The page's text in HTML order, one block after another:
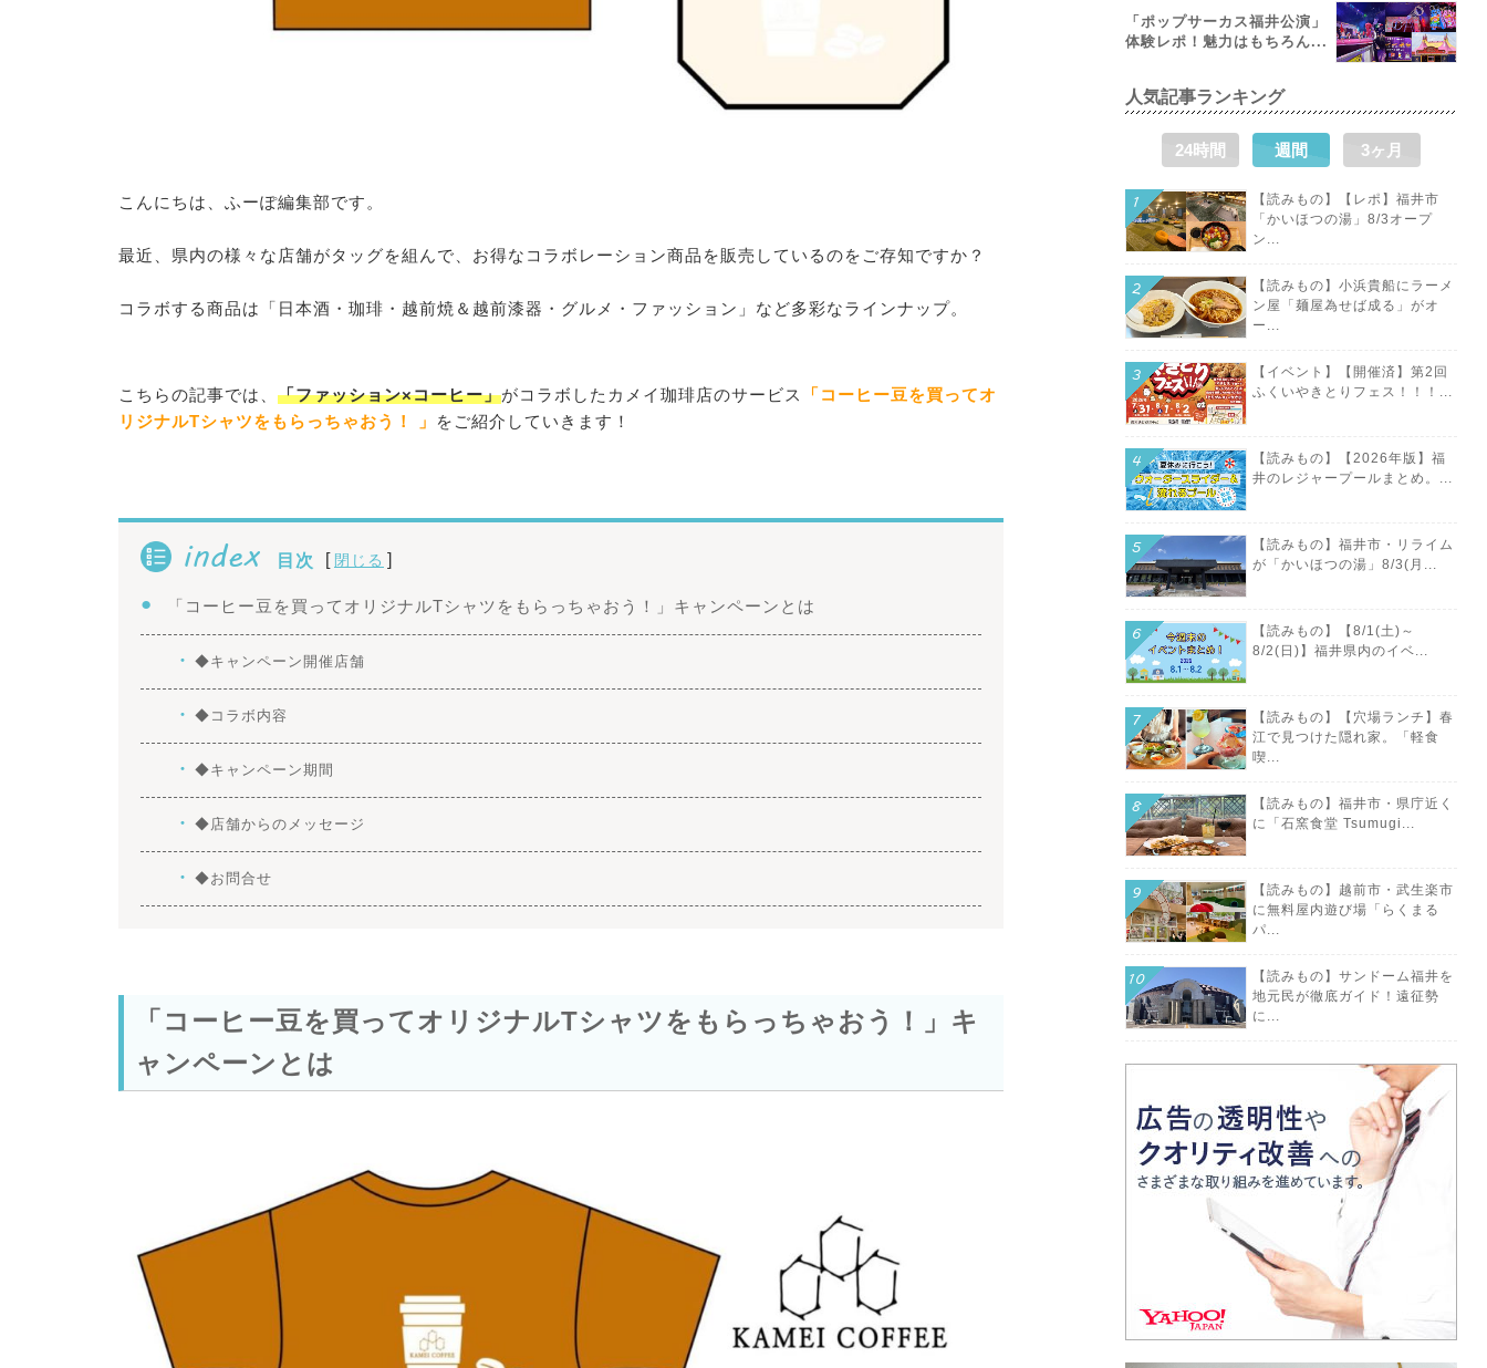
こんにちは、ふーぽ編集部です。
最近、県内の様々な店舗がタッグを組んで、お得なコラボレーション商品を販売しているのをご存知ですか？
コラボする商品は「日本酒・珈琲・越前焼＆越前漆器・グルメ・ファッション」など多彩なラインナップ。
こちらの記事では、 「ファッション×コーヒー」がコラボしたカメイ珈琲店のサービス
「コーヒー豆を買ってオ
リジナルTシャツをもらっちゃおう！ 」
をご紹介していきます！
index 目次 [ 閉じる ]
「コーヒー豆を買ってオリジナルTシャツをもらっちゃおう！」キャンペーンとは
◆キャンペーン開催店舗
◆コラボ内容
◆キャンペーン期間
◆店舗からのメッセージ
◆お問合せ
「コーヒー豆を買ってオリジナルTシャツをもらっちゃおう！」キ
ャンペーンとは
「ポップサーカス福井公演」
体験レポ！魅力はもちろん...
人気記事ランキング
24時間 週間 3ヶ月
【読みもの】【レポ】福井市
「かいほつの湯」8/3オープ
ン...
【読みもの】小浜貴船にラーメ
ン屋「麺屋為せば成る」がオ
ー...
【イベント】【開催済】第2回
ふくいやきとりフェス！！！...
【読みもの】【2026年版】福
井のレジャープールまとめ。...
【読みもの】福井市・リライム
が「かいほつの湯」8/3(月...
【読みもの】【8/1(土)～
8/2(日)】福井県内のイベ...
【読みもの】【穴場ランチ】春
江で見つけた隠れ家。「軽食
喫...
【読みもの】福井市・県庁近く
に「石窯食堂 Tsumugi...
【読みもの】越前市・武生楽市
に無料屋内遊び場「らくまる
パ...
【読みもの】サンドーム福井を
地元民が徹底ガイド！遠征勢
に...